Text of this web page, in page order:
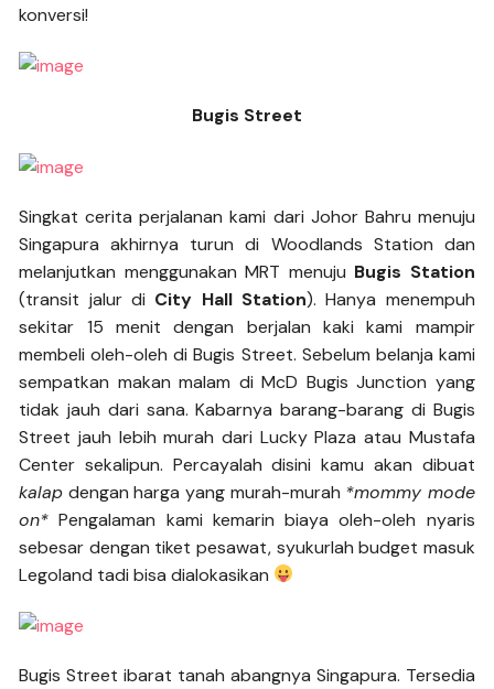
konversi!
Bugis Street
Singkat cerita perjalanan kami dari Johor Bahru menuju
Singapura akhirnya turun di Woodlands Station dan
melanjutkan menggunakan MRT menuju Bugis Station
(transit jalur di City Hall Station). Hanya menempuh
sekitar 15 menit dengan berjalan kaki kami mampir
membeli oleh-oleh di Bugis Street. Sebelum belanja kami
sempatkan makan malam di McD Bugis Junction yang
tidak jauh dari sana. Kabarnya barang-barang di Bugis
Street jauh lebih murah dari Lucky Plaza atau Mustafa
Center sekalipun. Percayalah disini kamu akan dibuat
kalap dengan harga yang murah-murah *mommy mode
on* Pengalaman kami kemarin biaya oleh-oleh nyaris
sebesar dengan tiket pesawat, syukurlah budget masuk
Legoland tadi bisa dialokasikan
Bugis Street ibarat tanah abangnya Singapura. Tersedia